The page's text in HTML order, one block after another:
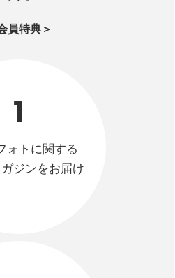
員特典＞
1
ォトに関する
ジンをお届け